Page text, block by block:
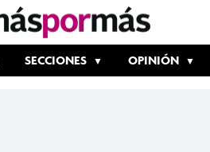
SECCIONES OPINIÓN